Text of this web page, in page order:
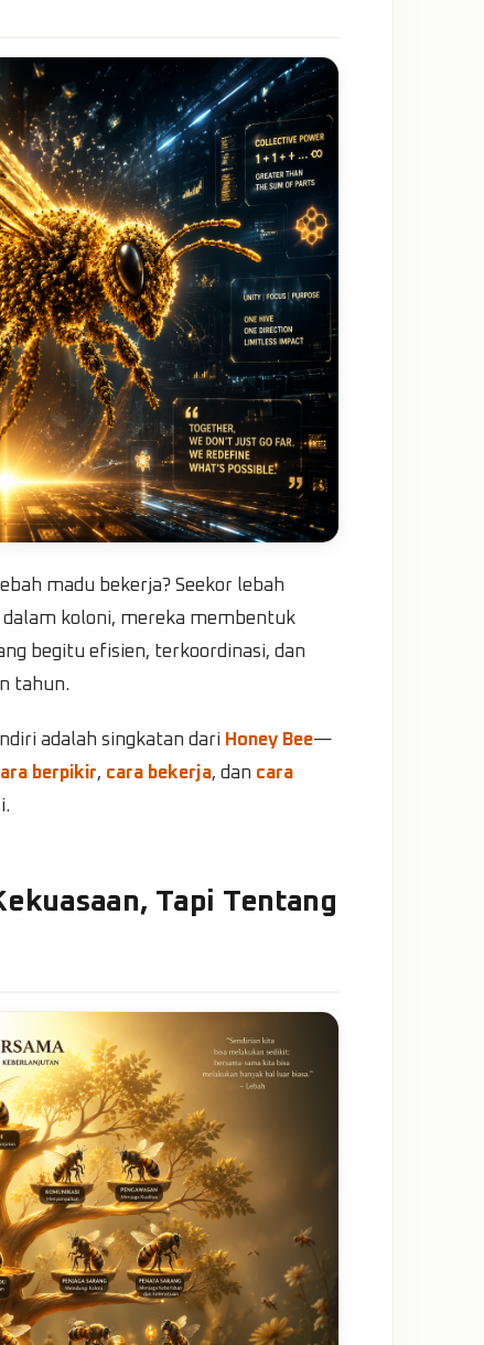
madu bekerja? Seekor lebah
koloni, mereka membentuk
begitu efisien, terkoordinasi, dan
tahun.
adalah singkatan dari Honey Bee—
berpikir, cara bekerja, dan cara
Tapi Tentang